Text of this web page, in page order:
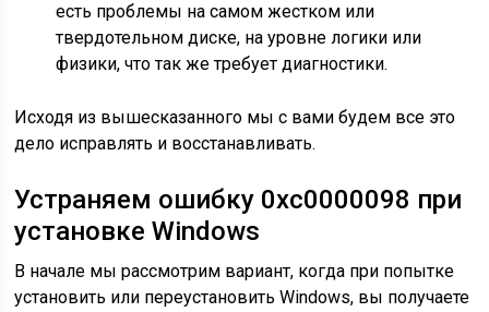
есть проблемы на самом жестком или
твердотельном диске, на уровне логики или
физики, что так же требует диагностики.
Исходя из вышесказанного мы с вами будем все это
дело исправлять и восстанавливать.
Устраняем ошибку 0xc0000098 при
установке Windows
В начале мы рассмотрим вариант, когда при попытке
установить или переустановить Windows, вы получаете